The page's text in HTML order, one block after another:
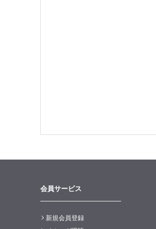
会員サービス
新規会員登録